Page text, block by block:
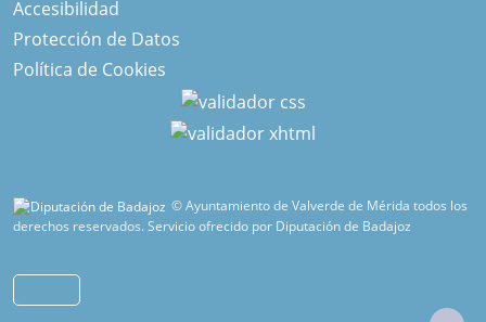
Accesibilidad
Protección de Datos
Política de Cookies
© Ayuntamiento de Valverde de Mérida todos los
derechos reservados.Servicio ofrecido por Diputación de Badajoz